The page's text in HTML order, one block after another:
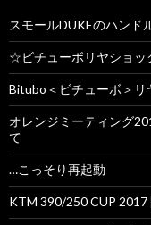
スモールDUKEのハンド
☆ビチューボリヤショ
Bitubo＜ビチューボ＞リ
オレンジミーティング
て
…こっそり再起動
KTM 390/250 CUP 2017